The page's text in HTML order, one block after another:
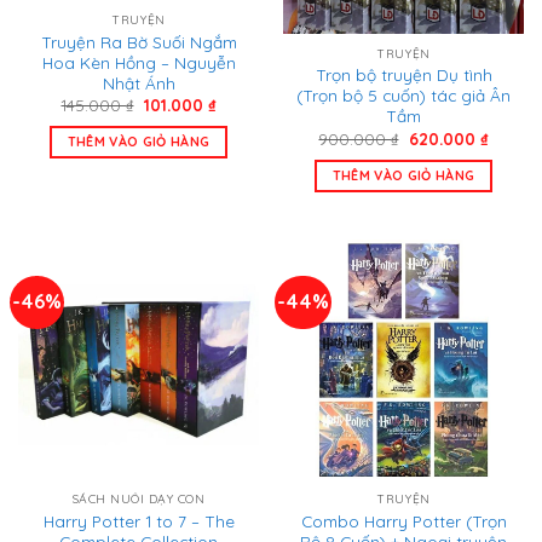
TRUYỆN
Truyện Ra Bờ Suối Ngắm
Hoa Kèn Hồng – Nguyễn
Nhật Ánh
145.000₫ Giá
là:
145.000 ₫.
101.000 ₫Giá
tại
THÊM VÀO GIỎ HÀNG
TRUYỆN
Trọn bộ truyện Dụ tình
(Trọn bộ 5 cuốn) tác giả Ân
Tầm
900.000₫ Giá
là:
900.000 ₫.
620.000 ₫Giá
tại
THÊM VÀO GIỎ HÀNG
-46%
SÁCH NUÔI DẠY CON
Harry Potter 1 to 7 – The
-44%
TRUYỆN
Combo Harry Potter (Trọn